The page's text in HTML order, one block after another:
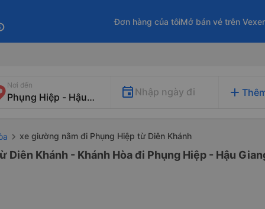
Đơn hàng của tôiMở bán vé trên
Nơi đến
Nhập ngày đi add
xe giường nằm đi Phụng Hiệp từ Diên Khánh
Diên Khánh - Khánh Hòa đi Phụng Hiệp - Hậu